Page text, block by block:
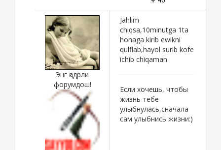
Энг қадрли
форумдош!
Jahlim
chiqsa,10minutga 1ta
honaga kirib ewikni
qulflab,hayol surib kofe
ichib chiqaman
Если хочешь, чтобы
жизнь тебе
улыбнулась,сначала
сам улыбнись жизни:)